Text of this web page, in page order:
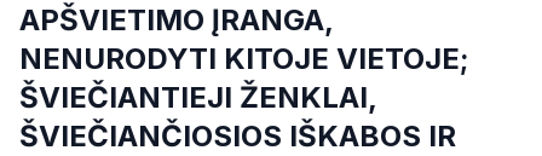
APŠVIETIMO ĮRANGA,
NENURODYTI KITOJE VIETOJE;
ŠVIEČIANTIEJI ŽENKLAI,
ŠVIEČIANČIOSIOS IŠKABOS IR